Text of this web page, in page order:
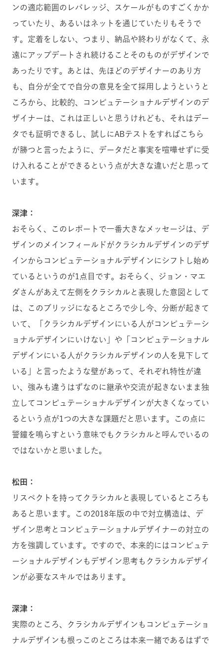
ンの適応範囲のレバレッジ、スケールがものすごくかか
っていたり、あるいはネットを通じていたりもそうで
す。定着をしない、つまり、納品や終わりがなくて、永
遠にアップデートされ続けることそのものがデザインで
あったりです。あとは、先ほどのデザイナーのあり方
も、自分が全てで自分の意見を全て採用しようというと
ころから、比較的、コンピュテーショナルデザインのデ
ザイナーは、これは正しいと思うけれども、それはデー
タでも証明できるし、試しにABテストをすればこちら
が勝つと言ったように、データだと事実を喧嘩せずに受
け入れることができるという点が大きな違いだと思って
います。
深津：
おそらく、このレポートで一番大きなメッセージは、デ
ザインのメインフィールドがクラシカルデザインのデザ
インからコンピュテーショナルデザインにシフトし始め
ているというのが1点目です。おそらく、ジョン・マエ
ダさんがあえて左側をクラシカルと表現した意図として
は、このブリッジになるところで少し今、分断が起きて
いて、「クラシカルデザインにいる人がコンピュテーシ
ョナルデザインにいけない」や「コンピュテーショナル
デザインにいる人がクラシカルデザインの人を見下して
いる」と言ったような壁があって、それぞれ特性が違
い、強みも違うはずなのに継承や交流が起きないまま独
立してコンピュテーショナルデザインが大きくなってい
るという点が1つの大きな課題だと思います。この点に
警鐘を鳴らすという意味でもクラシカルと呼んでいるの
ではないかと思いました。
松田：
リスペクトを持ってクラシカルと表現しているところも
あると思います。この2018年版の中で対立構造は、デ
ザイン思考とコンピュテーショナルデザイナーの対立の
方を強調しています。ですので、本来的にはコンピュテ
ーショナルデザインもデザイン思考もクラシカルデザイ
ンが必要なスキルではあります。
深津：
実際のところ、クラシカルデザインもコンピュテーショ
ナルデザインも根っこのところは本来一緒であるはずで